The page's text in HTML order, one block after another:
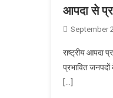
आपदा से
September
राष्ट्रीय आपदा
प्रभावित
[…]